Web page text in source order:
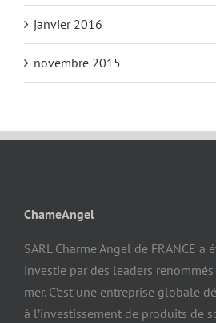
janvier 2016
novembre 2015
ChameAngel
SARL Charme Angel de FRANCE a
investie par des leaders
mer. C’est une entreprise globale
à l’investissement de produits de